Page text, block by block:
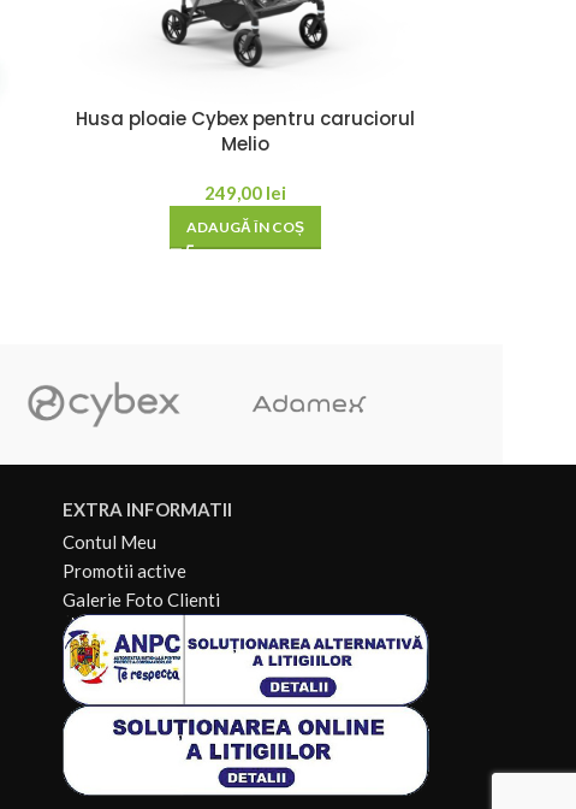
Husa ploaie Cybex pentru caruciorul
Melio
249,00 lei
ADAUGĂ ÎN COȘ
EXTRA INFORMATII
Contul Meu
Promotii active
Galerie Foto Clienti